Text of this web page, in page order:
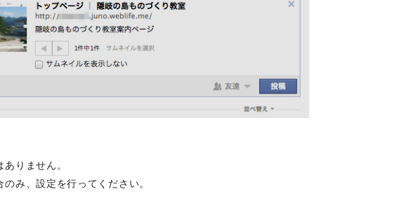
りません。
み、設定を行ってください。